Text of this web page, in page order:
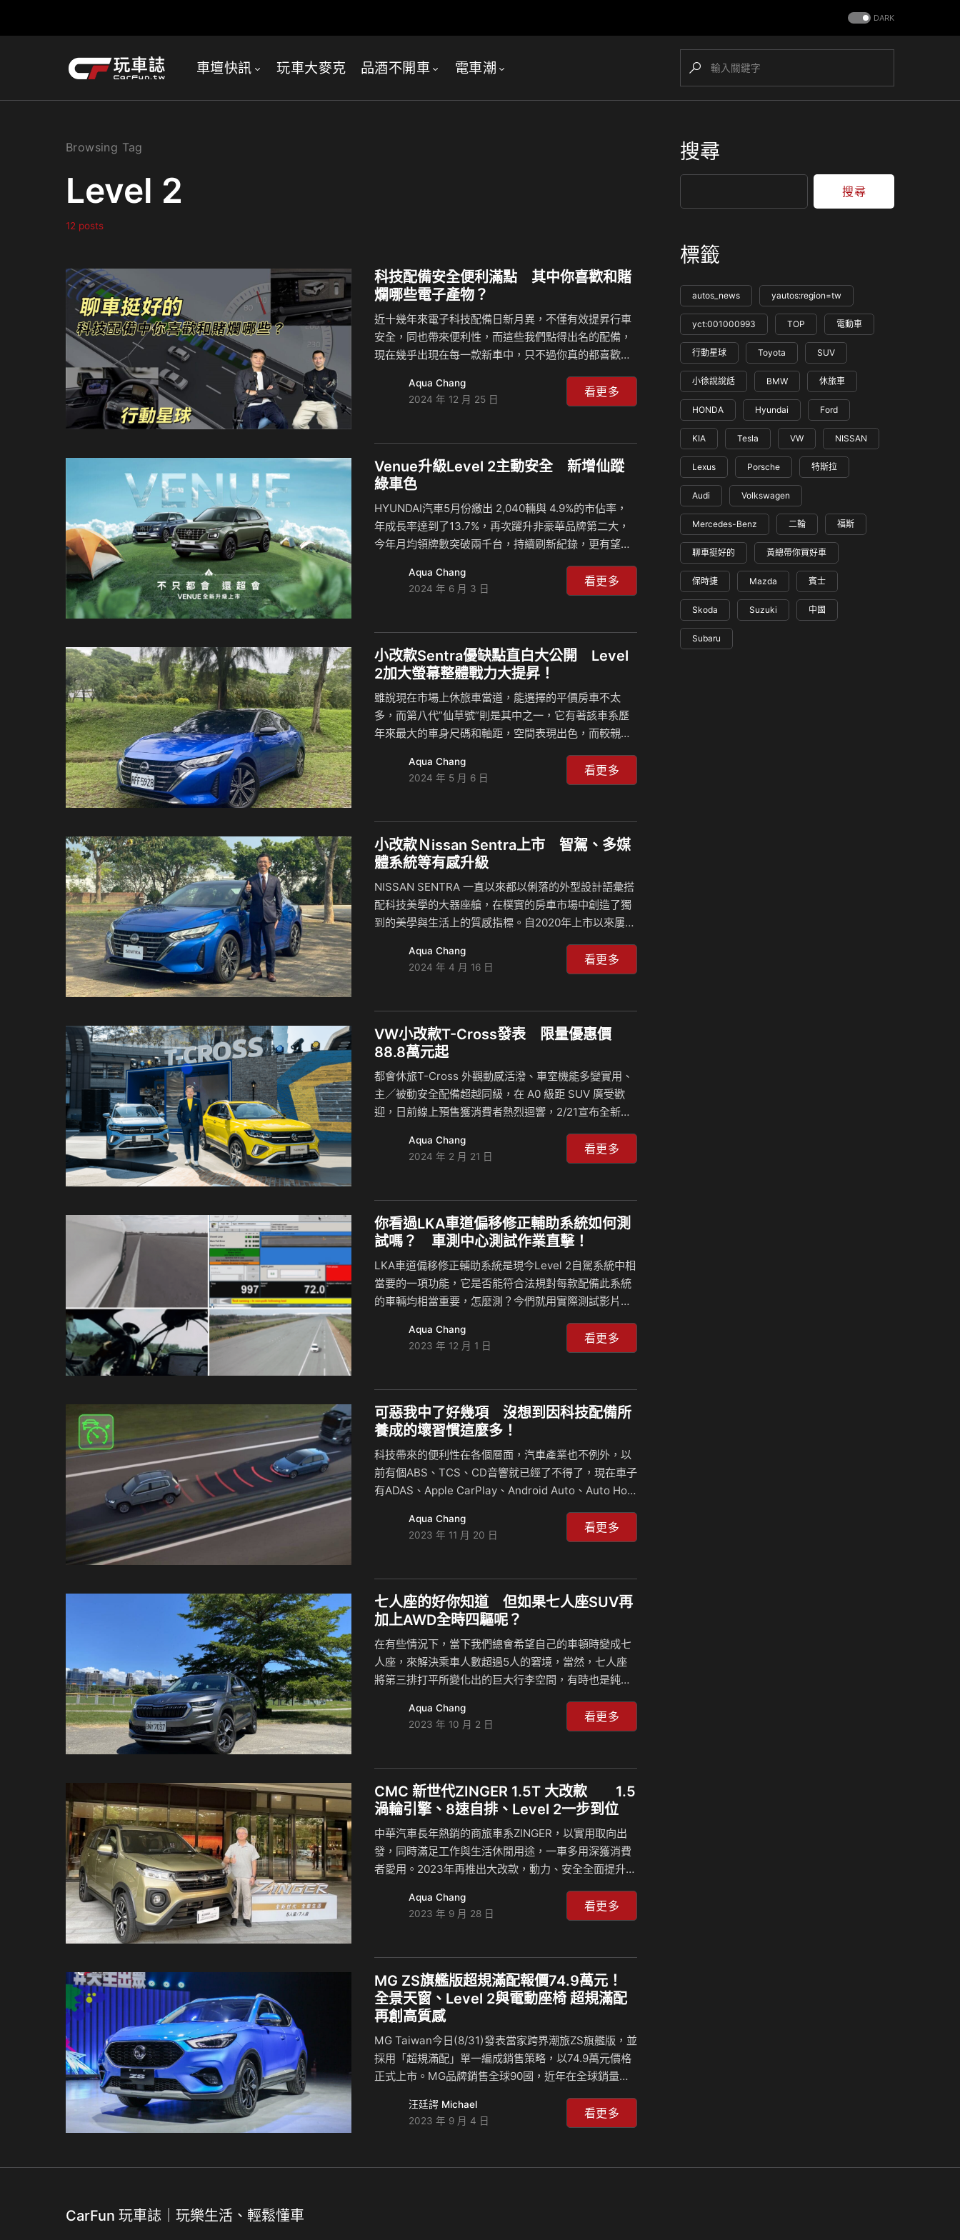
DARK
車壇快訊 玩車大麥克 品酒不開車 電車潮
Browsing Tag
Level 2
12 posts
科技配備安全便利滿點 其中你喜歡和賭
爛哪些電子產物？
近十幾年來電子科技配備日新月異，不僅有效提昇行車
安全，同也帶來便利性，而這些我們點得出名的配備，
現在幾乎出現在每一款新車中，只不過你真的都喜歡這
島叔和豪哥怎麼說？ 相關新聞：
Aqua Chang
2024 年 12 月 25 日
看更多
Venue升級Level 2主動安全 新增仙蹤
綠車色
HYUNDAI汽車5月份繳出 2,040輛與 4.9%的市佔率，
年成長率達到了13.7%，再次躍升非豪華品牌第二大，
今年月均領牌數突破兩千台，持續刷新紀錄，更有望達
顧客體驗亦是HYUNDAI汽車近年的重點項目，We Care
計劃致力於通路升級，主要為消費者五感體驗，讓每一
覺、觸覺將都能感受先進豪華的品牌氛圍。 TUCSON L
N Line上市成功帶動銷售 TUCSON L N Line於5月初隆
重上市，以其獨特的產品力、豪華科技配置及高品質的
銷…
Aqua Chang
2024 年 6 月 3 日
看更多
小改款Sentra優缺點直白大公開 Level
2加大螢幕整體戰力大提昇！
雖說現在市場上休旅車當道，能選擇的平價房車不太
多，而第八代”仙草號”則是其中之一，它有著該車系歷
年來最大的車身尺碼和軸距，空間表現出色，而較親民
了將主動安全升級至Level 2外，中控台螢幕也放大至
12.3吋，除此之外，它還做了哪些調整與改變？透過此
號”！ 相關新聞：
Aqua Chang
2024 年 5 月 6 日
看更多
小改款Ｎissan Sentra上市 智駕、多媒
體系統等有感升級
NISSAN SENTRA 一直以來都以俐落的外型設計語彙搭
配科技美學的大器座艙，在樸實的房車市場中創造了獨
到的美學與生活上的質感指標。自2020年上市以來屢創
警示系統、智慧主動式進氣啟閉系統，以及媲美豪華房
車的科技內裝與優異油耗表現，開創房車市場的標竿。
開創房車新指標，有三大新亮點、十大新升級，搭載
「ProPILOT LV2半自動輔助駕駛」讓駕馭體驗更加隨
心所馭，並配備「12.3吋智慧影音多媒體系統」與「8
更具有17.7km/l的…
Aqua Chang
2024 年 4 月 16 日
看更多
VW小改款T-Cross發表 限量優惠價
88.8萬元起
都會休旅T-Cross 外觀動感活潑、車室機能多變實用、
主／被動安全配備超越同級，在 A0 級距 SUV 廣受歡
迎，日前線上預售獲消費者熱烈迴響，2/21宣布全新小
優惠價 88.8 萬元起。 小改款T-Cross 繼預售車型 230
TSI Tech 和 230 TSI Style Design 後，並揭曉 230
藍和日耀黃，彰顯獨一無二的清新風采，外觀承襲一貫
亮眼潮流風格，車頭下方搭配黑色下氣壩，邊框綴有銀
色鍍鉻飾條，兩側妝點斜偏菱形 LED 獨立式日間行車
Aqua Chang
2024 年 2 月 21 日
看更多
你看過LKA車道偏移修正輔助系統如何測
試嗎？ 車測中心測試作業直擊！
LKA車道偏移修正輔助系統是現今Level 2自駕系統中相
當要的一項功能，它是否能符合法規對每款配備此系統
的車輛均相當重要，怎麼測？今們就用實際測試影片大
Aqua Chang
2023 年 12 月 1 日
看更多
可惡我中了好幾項 沒想到因科技配備所
養成的壞習慣這麼多！
科技帶來的便利性在各個層面，汽車產業也不例外，以
前有個ABS、TCS、CD音響就已經了不得了，現在車子
有ADAS、Apple CarPlay、Android Auto、Auto Hold
中養成了我們開車的壞習慣，有哪些，大大們不妨一起
來討論一下？ 相關新聞：
Aqua Chang
2023 年 11 月 20 日
看更多
七人座的好你知道 但如果七人座SUV再
加上AWD全時四驅呢？
在有些情況下，當下我們總會希望自己的車頓時變成七
人座，來解決乘車人數超過5人的窘境，當然，七人座
將第三排打平所變化出的巨大行李空間，有時也是純五
人座位？同時，如果七人座SUV動力充足又有AWD全時
四驅加持，不僅出遊更便利，亦可提昇行車安全，連續
榮版TSI)就完全符合此次議題？它麼個好用法，來聽島
叔試駕後和豪哥怎說？ 相關新聞：
Aqua Chang
2023 年 10 月 2 日
看更多
CMC 新世代ZINGER 1.5T 大改款 1.5
渦輪引擎、8速自排、Level 2一步到位
中華汽車長年熱銷的商旅車系ZINGER，以實用取向出
發，同時滿足工作與生活休閒用途，一車多用深獲消費
者愛用。2023年再推出大改款，動力、安全全面提升的
內直噴渦輪引擎全新動力，搭配8速ZF自排變速箱，動
力大幅升級還可省油錢、省稅金；驚艷搭載「 LEVEL2
型，讓空間王者ZINGER為家庭出遊提出的完美設計。
新世代ZINGER 即日起展開預購，舊換新預購價格只要
67.9萬元起，就讓您的美好生活一”部”到位。 有感升級1
: 1.5TGDI渦輪引擎加8速ZF變速箱高速更省油 ZI…
Aqua Chang
2023 年 9 月 28 日
看更多
MG ZS旗艦版超規滿配報價74.9萬元！
全景天窗、Level 2與電動座椅 超規滿配
再創高質感
MG Taiwan今日(8/31)發表當家跨界潮旅ZS旗艦版，並
採用「超規滿配」單一編成銷售策略，以74.9萬元價格
正式上市。MG品牌銷售全球90國，近年在全球銷量爆
車系更是扮演著背後不可或缺的重要角色，在歐洲、澳
洲等市場銷售屢創佳績。 如今全新ZS正式導入台灣，憑
PILOT 2.0 Level 2智慧駕駛輔助系統四大優勢，不僅為
汪廷諤 Michael
2023 年 9 月 4 日
看更多
搜尋
搜尋
標籤
autos_news yautos:region=tw
yct:001000993 TOP 電動車
行動星球 Toyota SUV
小徐說說話 BMW 休旅車
HONDA Hyundai Ford
KIA Tesla VW NISSAN
Lexus Porsche 特斯拉
Audi Volkswagen
Mercedes-Benz 二輪 福斯
聊車挺好的 黃總帶你買好車
保時捷 Mazda 賓士
Skoda Suzuki 中國
Subaru
CarFun 玩車誌｜玩樂生活、輕鬆懂車